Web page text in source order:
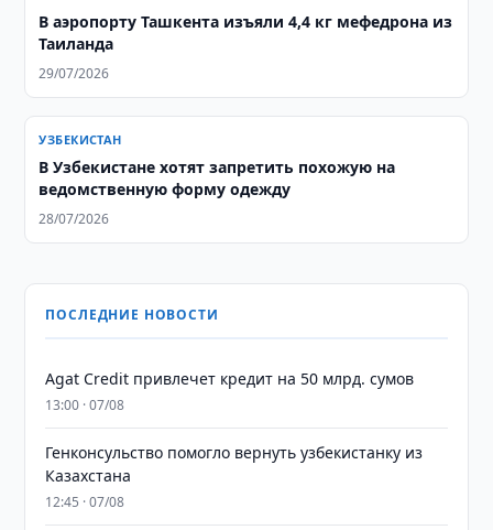
В аэропорту Ташкента изъяли 4,4 кг мефедрона из
Таиланда
29/07/2026
УЗБЕКИСТАН
В Узбекистане хотят запретить похожую на
ведомственную форму одежду
28/07/2026
ПОСЛЕДНИЕ НОВОСТИ
Agat Credit привлечет кредит на 50 млрд. сумов
13:00 · 07/08
Генконсульство помогло вернуть узбекистанку из
Казахстана
12:45 · 07/08